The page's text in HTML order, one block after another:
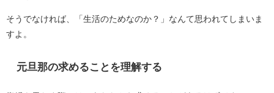
そうでなければ、「生活のためなのか？」なんて思われてしまいま
すよ。
元旦那の求めることを理解する